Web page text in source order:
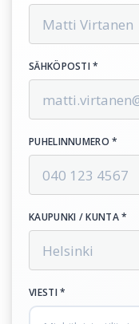
SÄHKÖPOSTI *
PUHELINNUMERO *
KAUPUNKI / KUNTA *
VIESTI *